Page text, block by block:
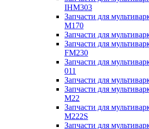
IHM303
Запчасти для
M170
Запчасти для
Запчасти для
FM230
Запчасти для
011
Запчасти для
Запчасти для
M22
Запчасти для
M222S
Запчасти для